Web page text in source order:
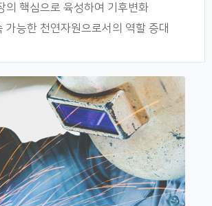
의 핵심으로 육성하여 기후변화
가능한 천연자원으로서의 역할 증대